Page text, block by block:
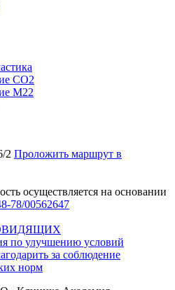
CO2
M22
2 Проложить маршрут в
осуществляется на основании
78/00562647